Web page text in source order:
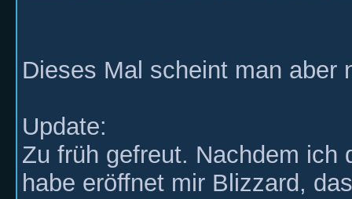
Dieses Mal scheint man aber
Update:
Zu früh gefreut. Nachdem ich
habe eröffnet mir Blizzard,